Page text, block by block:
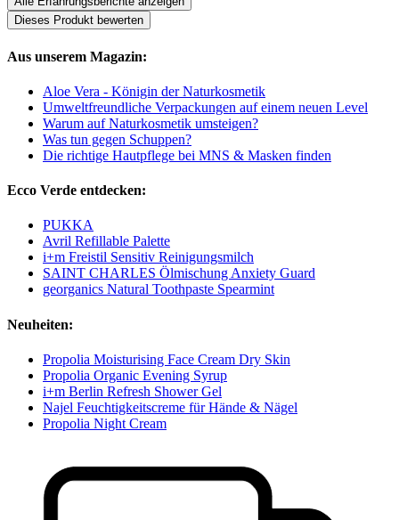
Dieses Produkt bewerten
Aus unserem Magazin:
Aloe Vera - Königin der Naturkosmetik
Umweltfreundliche Verpackungen auf einem neuen Level
Warum auf Naturkosmetik umsteigen?
Was tun gegen Schuppen?
Die richtige Hautpflege bei MNS & Masken finden
Ecco Verde entdecken:
PUKKA
Avril Refillable Palette
i+m Freistil Sensitiv Reinigungsmilch
SAINT CHARLES Ölmischung Anxiety Guard
georganics Natural Toothpaste Spearmint
Neuheiten:
Propolia Moisturising Face Cream Dry Skin
Propolia Organic Evening Syrup
i+m Berlin Refresh Shower Gel
Najel Feuchtigkeitscreme für Hände & Nägel
Propolia Night Cream